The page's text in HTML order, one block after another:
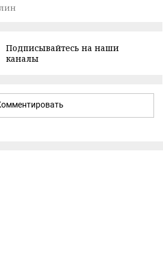
Подписывайтесь на наши
каналы